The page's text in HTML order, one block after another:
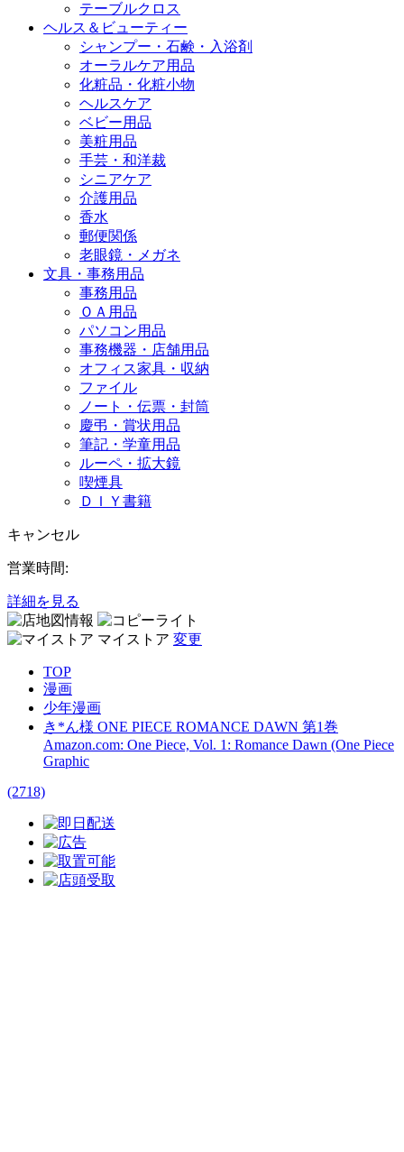
テーブルクロス
ヘルス＆ビューティー
シャンプー・石鹸・入浴剤
オーラルケア用品
化粧品・化粧小物
ヘルスケア
ベビー用品
美粧用品
手芸・和洋裁
シニアケア
介護用品
香水
郵便関係
老眼鏡・メガネ
文具・事務用品
事務用品
ＯＡ用品
パソコン用品
事務機器・店舗用品
オフィス家具・収納
ファイル
ノート・伝票・封筒
慶弔・賞状用品
筆記・学童用品
ルーペ・拡大鏡
喫煙具
ＤＩＹ書籍
キャンセル
営業時間:
詳細を見る
マイストア 変更
TOP
漫画
少年漫画
き*ん様 ONE PIECE ROMANCE DAWN 第1巻
Amazon.com: One Piece, Vol. 1: Romance Dawn (One Piece
Graphic
(2718)